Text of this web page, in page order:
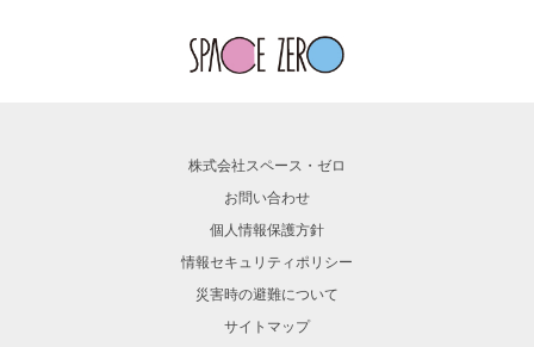
株式会社スペース・ゼロ
お問い合わせ
個人情報保護方針
情報セキュリティポリシー
災害時の避難について
サイトマップ